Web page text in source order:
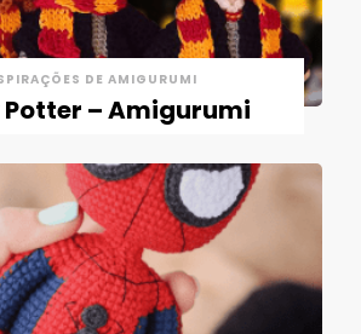
DE AMIGURUMI
– Amigurumi